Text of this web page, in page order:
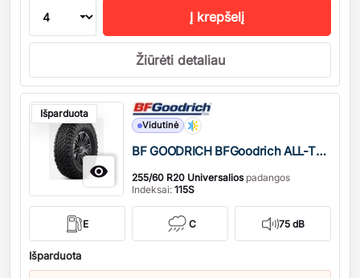
Į krepšelį
Žiūrėti detaliau
Išparduota

Vidutinė
BF GOODRICH BFGoodrich ALL-TERRAIN T/A KO3
255/60 R20 Universaliospadangos
Indeksai: 115S
E C 75 dB
Išparduota
Kiekis